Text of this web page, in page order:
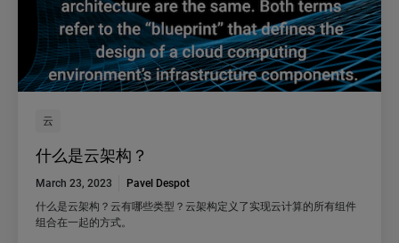
云
什么是云架构？
March 23, 2023
Pavel Despot
什么是云架构？云有哪些类型？云架构定义了实现云计算的所有组件
组合在一起的方式。